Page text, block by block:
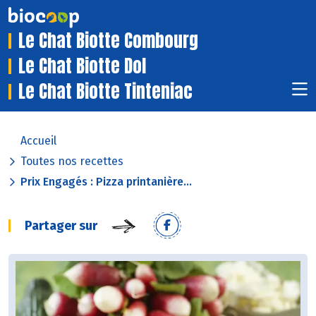
Le Chat Biotte Combourg
Le Chat Biotte Dol
Le Chat Biotte Tinteniac
Accueil
Toutes nos recettes
Prix Engagés : Pizza printanière...
Partager sur